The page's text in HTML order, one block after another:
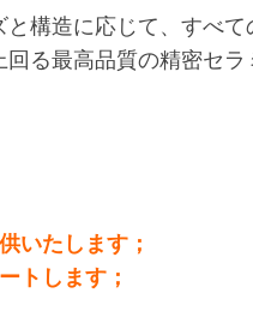
構造に応じて、すべて
る最高品質の精密セ
いたします；
トします；